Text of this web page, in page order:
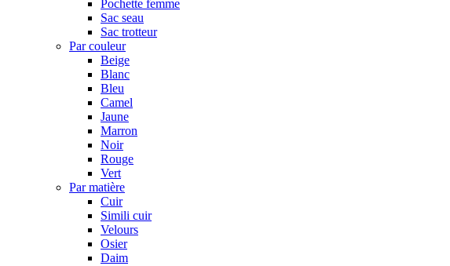
Pochette femme
Sac seau
Sac trotteur
Par couleur
Beige
Blanc
Bleu
Camel
Jaune
Marron
Noir
Rouge
Vert
Par matière
Cuir
Simili cuir
Velours
Osier
Daim